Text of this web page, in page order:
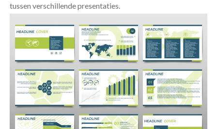
tussen verschillende presentaties.